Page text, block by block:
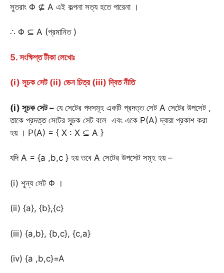
সুতরাং Φ ⊈ A এই কল্পনা সত্য হতে পারেনা ।
∴ Φ ⊆ A (প্রমানিত )
5. সংক্ষিপ্ত টীকা লেখোঃ
(i) সূচক সেট (ii) ভেন চিত্র (iii) দ্বিত নীতি
(i) সূচক সেট – যে সেটের পদসমূহ একটি প্রদত্ত সেট A সেটের উপসেট ,
তাকে প্রদত্ত সেটের সূচক সেট বলে এবং একে P(A) দ্বারা প্রকাশ করা
হয় । P(A) = { X : X ⊆ A }
যদি A = {a ,b,c } হয় তবে A সেটের উপসেট সমূহ হয় –
(i) শূন্য সেট Φ ।
(ii) {a}, {b},{c}
(iii) {a,b}, {b,c}, {c,a}
(iv) {a ,b,c}=A